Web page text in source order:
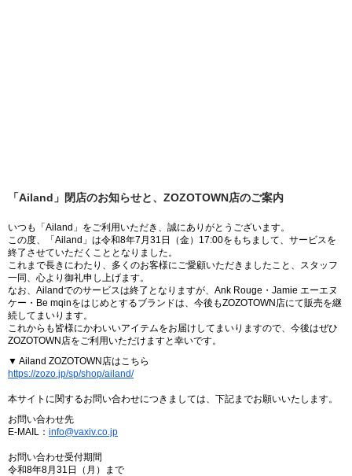
「Ailand」閉店のお知らせと、ZOZOTOWN店のご案内
いつも「Ailand」をご利用いただき、誠にありがとうございます。
この度、「Ailand」は令和8年7月31日（金）17:00をもちまして、サービスを
終了させていただくこととなりました。
これまで長きにわたり、多くのお客様にご愛顧いただきましたこと、スタッフ
一同、心より御礼申し上げます。
なお、Ailandでのサービスは終了となりますが、Ank Rouge・Jamie エーエヌ
ケー・Be mqinをはじめとするブランドは、今後もZOZOTOWN店にて販売を継
続してまいります。
これからも皆様にかわいいアイテムをお届けしてまいりますので、今後はぜひ
ZOZOTOWN店をご利用いただけますと幸いです。
▼ Ailand ZOZOTOWN店はこちら
https://zozo.jp/sp/shop/ailand/
本サイトに関するお問い合わせにつきましては、下記までお願いいたします。
お問い合わせ先
E-MAIL： info@vaxiv.co.jp
お問い合わせ受付期間
令和8年8月31日（月）まで